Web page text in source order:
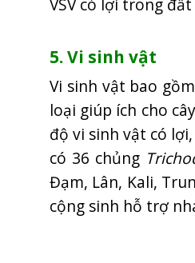
5. Vi sinh vật
Vi sinh vật bao
loại giúp ích cho
độ vi sinh vật có
có 36 chủng
Đạm, Lân, Kali,
cộng sinh hỗ trợ